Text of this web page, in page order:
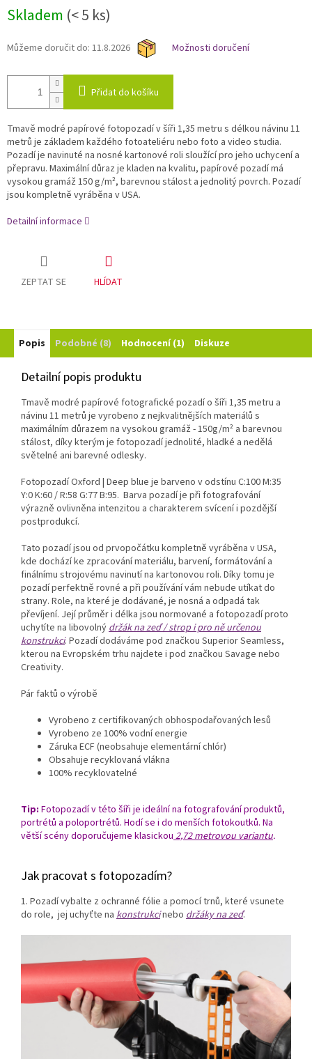
cena:
Skladem (< 5 ks)
Můžeme doručit do: 11.8.2026 Možnosti doručení
Přidat do košíku
Tmavě modré papírové fotopozadí v šíři 1,35 metru s délkou návinu 11
metrů je základem každého fotoateliéru nebo foto a video studia.
Pozadí je navinuté na nosné kartonové roli sloužící pro jeho uchycení a
přepravu. Maximální důraz je kladen na kvalitu, papírové pozadí má
vysokou gramáž 150 g/m², barevnou stálost a jednolitý povrch. Pozadí
jsou kompletně vyráběna v USA.
Detailní informace
ZEPTAT SE HLÍDAT
Popis Podobné (8) Hodnocení (1) Diskuze
Detailní popis produktu
Tmavě modré papírové fotografické pozadí o šíři 1,35 metru a
návinu 11 metrů je vyrobeno z nejkvalitnějších materiálů s
maximálním důrazem na vysokou gramáž - 150g/m² a barevnou
stálost, díky kterým je fotopozadí jednolité, hladké a nedělá
světelné ani barevné odlesky.
Fotopozadí Oxford | Deep blue je barveno v odstínu C:100 M:35
Y:0 K:60 / R:58 G:77 B:95. Barva pozadí je při fotografování
výrazně ovlivněna intenzitou a charakterem svícení i pozdější
postprodukcí.
Tato pozadí jsou od prvopočátku kompletně vyráběna v USA,
kde dochází ke zpracování materiálu, barvení, formátování a
finálnímu strojovému navinutí na kartonovou roli. Díky tomu je
pozadí perfektně rovné a při používání vám nebude utíkat do
strany. Role, na které je dodávané, je nosná a odpadá tak
převíjení. Její průměr i délka jsou normované a fotopozadí proto
uchytíte na libovolnýdržák na zeď / strop i pro ně určenou
konstrukci. Pozadí dodáváme pod značkou Superior Seamless,
kterou na Evropském trhu najdete i pod značkou Savage nebo
Creativity.
Pár faktů o výrobě
Vyrobeno z certifikovaných obhospodařovaných lesů
Vyrobeno ze 100% vodní energie
Záruka ECF (neobsahuje elementární chlór)
Obsahuje recyklovaná vlákna
100% recyklovatelné
Tip: Fotopozadí v této šíři je ideální na fotografování produktů,
portrétů a poloportrétů. Hodí se i do menších fotokoutků. Na
větší scény doporučujeme klasickou2,72 metrovou variantu.
Jak pracovat s fotopozadím?
1. Pozadí vybalte z ochranné fólie a pomocí trnů, které vsunete
do role, jej uchyťte na konstrukcinebo držáky na zeď.